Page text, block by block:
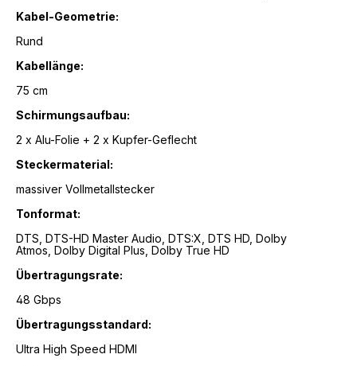
Kabel-Geometrie:
Rund
Kabellänge:
75 cm
Schirmungsaufbau:
2 x Alu-Folie + 2 x Kupfer-Geflecht
Steckermaterial:
massiver Vollmetallstecker
Tonformat:
DTS, DTS-HD Master Audio, DTS:X, DTS HD, Dolby
Atmos, Dolby Digital Plus, Dolby True HD
Übertragungsrate:
48 Gbps
Übertragungsstandard:
Ultra High Speed HDMI